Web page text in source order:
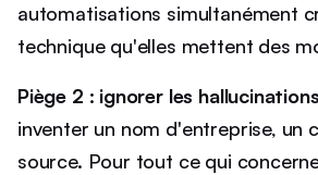
automatisations simultanément
technique qu'elles mettent des
Piège 2 : ignorer les
inventer un nom d'entreprise, un
source. Pour tout ce qui